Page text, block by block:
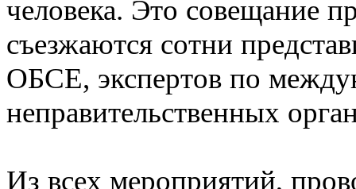
человека. Это совещание
съезжаются сотни
ОБСЕ, экспертов по
неправительственных
Из всех мероприятий,